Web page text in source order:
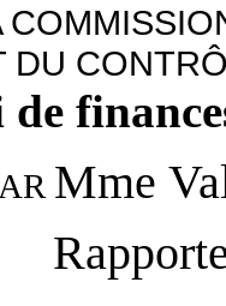
DU
de
Mme